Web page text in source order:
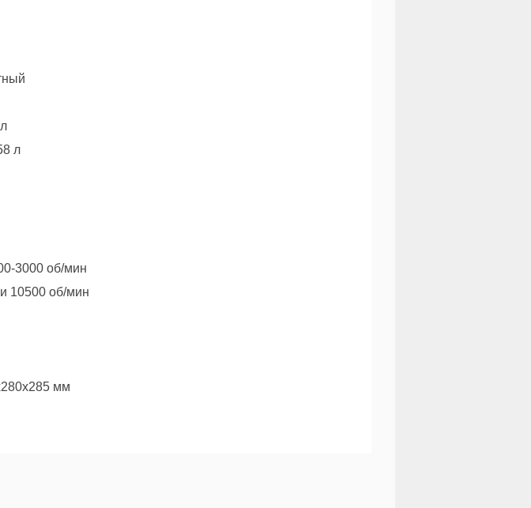
л
3000 об/мин
10500 об/мин
мм